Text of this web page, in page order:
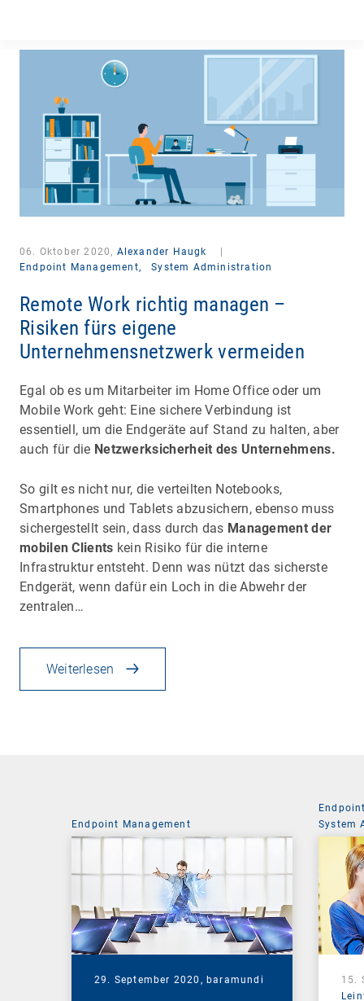
06. Oktober 2020, Alexander Haugk
Endpoint Management,
System Administration
Remote Work richtig managen –
Risiken fürs eigene
Unternehmensnetzwerk vermeiden
Egal ob es um Mitarbeiter im Home Office oder um
Mobile Work geht: Eine sichere Verbindung ist
essentiell, um die Endgeräte auf Stand zu halten, aber
auch für die Netzwerksicherheit des Unternehmens.
So gilt es nicht nur, die verteilten Notebooks,
Smartphones und Tablets abzusichern, ebenso muss
sichergestellt sein, dass durch das Management der
mobilen Clients kein Risiko für die interne
Infrastruktur entsteht. Denn was nützt das sicherste
Endgerät, wenn dafür ein Loch in die Abwehr der
zentralen…
Weiterlesen
Endpoint Management
29. September 2020, baramundi
System
15.